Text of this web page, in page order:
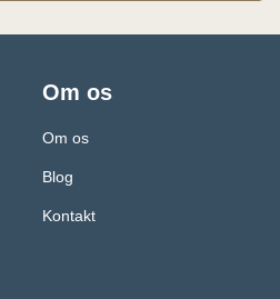
Om os
Om os
Blog
Kontakt